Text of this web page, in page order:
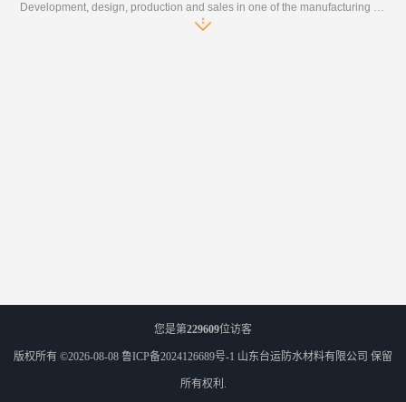
Development, design, production and sales in one of the manufacturing enterprises
您是第229609位访客
版权所有 ©2026-08-08 鲁ICP备2024126689号-1 山东台运防水材料有限公司 保留
所有权利.